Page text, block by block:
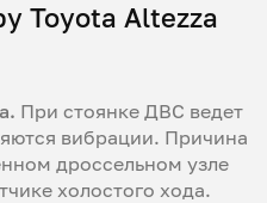
Toyota Altezza
При стоянке ДВС ведет
вибрации. Причина
дроссельном узле
холостого хода.